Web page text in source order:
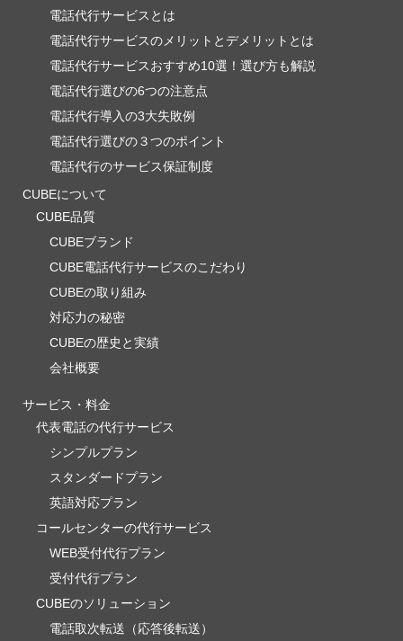
電話代行サービスとは
電話代行サービスのメリットとデメリットとは
電話代行サービスおすすめ10選！選び方も解説
電話代行選びの6つの注意点
電話代行導入の3大失敗例
電話代行選びの３つのポイント
電話代行のサービス保証制度
CUBEについて
CUBE品質
CUBEブランド
CUBE電話代行サービスのこだわり
CUBEの取り組み
対応力の秘密
CUBEの歴史と実績
会社概要
サービス・料金
代表電話の代行サービス
シンプルプラン
スタンダードプラン
英語対応プラン
コールセンターの代行サービス
WEB受付代行プラン
受付代行プラン
CUBEのソリューション
電話取次転送（応答後転送）